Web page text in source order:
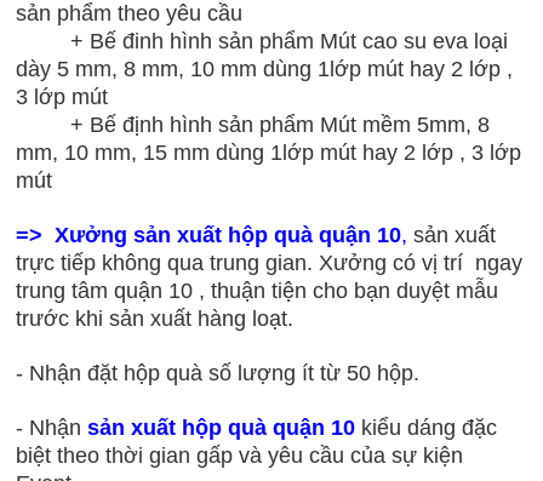
sản phẩm theo yêu cầu
+ Bế đinh hình sản phẩm Mút cao su eva loại
dày 5 mm, 8 mm, 10 mm dùng 1lớp mút hay 2 lớp ,
3 lớp mút
+ Bế định hình sản phẩm Mút mềm 5mm, 8
mm, 10 mm, 15 mm dùng 1lớp mút hay 2 lớp , 3 lớp
mút
=> Xưởng sản xuất hộp quà quận 10, sản xuất
trực tiếp không qua trung gian. Xưởng có vị trí ngay
trung tâm quận 10 , thuận tiện cho bạn duyệt mẫu
trước khi sản xuất hàng loạt.
- Nhận đặt hộp quà số lượng ít từ 50 hộp.
- Nhận sản xuất hộp quà quận 10 kiểu dáng đặc
biệt theo thời gian gấp và yêu cầu của sự kiện